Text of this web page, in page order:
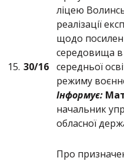
15. 30/16
ліцею
реалізації
щодо
середовища в
середньої
режиму
Інформує:
начальник
обласної
Про